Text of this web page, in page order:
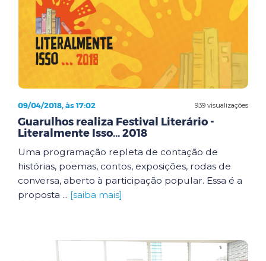
939 visualizações
09/04/2018, às 17:02
Guarulhos realiza Festival Literário -
Literalmente Isso... 2018
Uma programação repleta de contação de
histórias, poemas, contos, exposições, rodas de
conversa, aberto à participação popular. Essa é a
proposta ... [saiba mais]